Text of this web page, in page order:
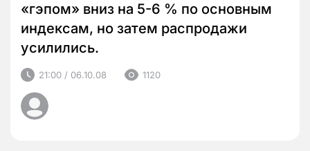
«гэпом» вниз на 5-6 % по основным
индексам, но затем распродажи
усилились.
21:00 / 06.10.08 1120